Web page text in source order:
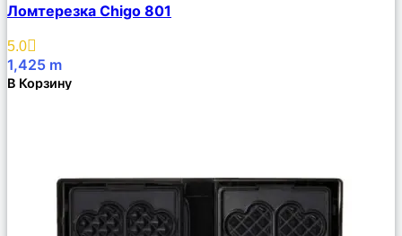
Описание
Избранное
Ломтерезка Chigo 801
5.0
1,425 m
В Корзину